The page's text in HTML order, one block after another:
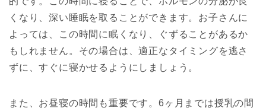
くなり、深い睡眠を取ることができます。お子さんに
よっては、この時間に眠くなり、ぐずることがあるか
もしれません。その場合は、適正なタイミングを逃さ
ずに、すぐに寝かせるようにしましょう。
また、お昼寝の時間も重要です。6ヶ月までは授乳の間